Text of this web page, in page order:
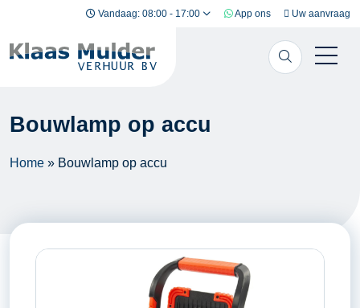
Ga naar inhoud Vandaag: 08:00 - 17:00 App ons Uw aanvraag
Bouwlamp op accu
Home » Bouwlamp op accu